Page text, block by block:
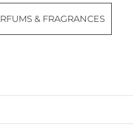
& FRAGRANCES